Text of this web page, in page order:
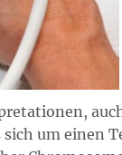
um einen